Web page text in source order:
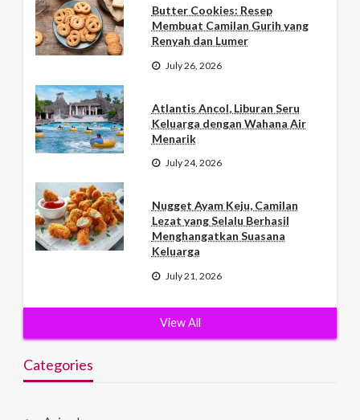
Butter Cookies: Resep
Membuat Camilan Gurih yang
Renyah dan Lumer
July 26, 2026
Atlantis Ancol, Liburan Seru
Keluarga dengan Wahana Air
Menarik
July 24, 2026
Nugget Ayam Keju, Camilan
Lezat yang Selalu Berhasil
Menghangatkan Suasana
Keluarga
July 21, 2026
View All
Categories